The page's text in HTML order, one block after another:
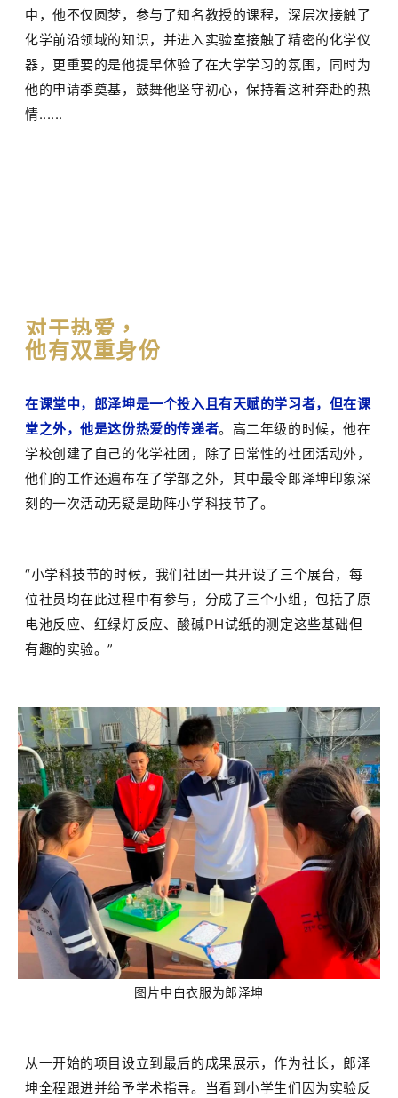
中，他不仅圆梦，参与了知名教授的课程，深层次接触了
化学前沿领域的知识，并进入实验室接触了精密的化学仪
器，更重要的是他提早体验了在大学学习的氛围，同时为
他的申请季奠基，鼓舞他坚守初心，保持着这种奔赴的热
情......
对于热爱，
他有双重身份
在课堂中，郎泽坤是一个投入且有天赋的学习者，但在课
堂之外，他是这份热爱的传递者。高二年级的时候，他在
学校创建了自己的化学社团，除了日常性的社团活动外，
他们的工作还遍布在了学部之外，其中最令郎泽坤印象深
刻的一次活动无疑是助阵小学科技节了。
“小学科技节的时候，我们社团一共开设了三个展台，每
位社员均在此过程中有参与，分成了三个小组，包括了原
电池反应、红绿灯反应、酸碱PH试纸的测定这些基础但
有趣的实验。”
图片中白衣服为郎泽坤
从一开始的项目设立到最后的成果展示，作为社长，郎泽
坤全程跟进并给予学术指导。当看到小学生们因为实验反